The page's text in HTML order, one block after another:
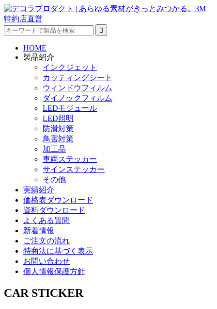
HOME
製品紹介
インクジェット
カッティングシート
ウィンドウフィルム
ダイノックフィルム
LEDモジュール
LED照明
防滑対策
鳥害対策
加工品
車両ステッカー
サインステッカー
その他
実績紹介
価格表ダウンロード
資料ダウンロード
よくある質問
新着情報
ご注文の流れ
特商法に基づく表示
お問い合わせ
個人情報保護方針
CAR STICKER